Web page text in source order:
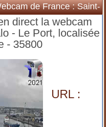
de France : Saint-
direct la webcam
- Le Port, localisée
- 35800
URL :